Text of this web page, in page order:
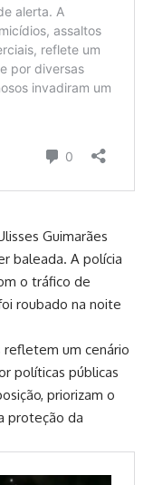
Guimarães
baleada. A polícia
o tráfico de
roubado na noite
refletem um cenário
políticas públicas
priorizam o
proteção da